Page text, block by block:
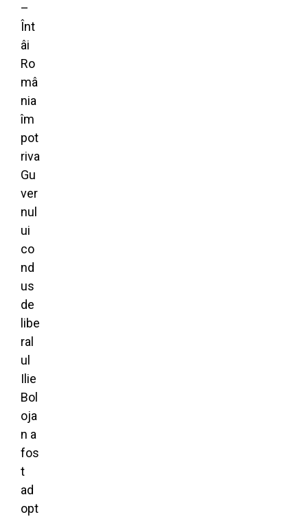
–
Înt
âi
Ro
mâ
nia
îm
pot
riva
Gu
ver
nul
ui
co
nd
us
de
libe
ral
ul
Ilie
Bol
oja
n a
fos
t
ad
opt